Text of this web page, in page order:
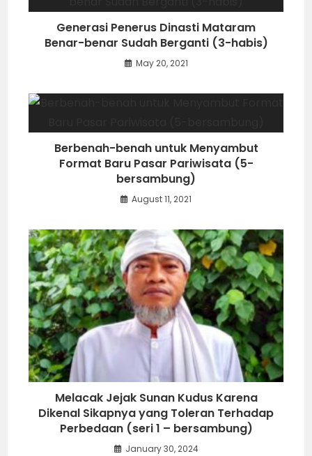
Generasi Penerus Dinasti Mataram
Benar-benar Sudah Berganti (3-habis)
May 20, 2021
Berbenah-benah untuk Menyambut
Format Baru Pasar Pariwisata (5-
bersambung)
August 11, 2021
Melacak Jejak Sunan Kudus Karena
Dikenal Sikapnya yang Toleran Terhadap
Perbedaan (seri 1 – bersambung)
January 30, 2024